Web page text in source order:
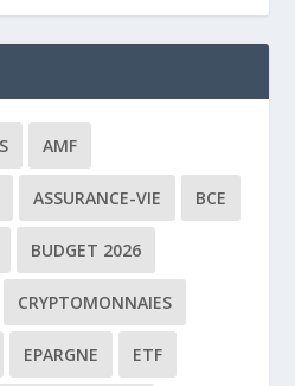
AMF
ASSURANCE-VIE BCE
BUDGET 2026
CRYPTOMONNAIES
EPARGNE ETF